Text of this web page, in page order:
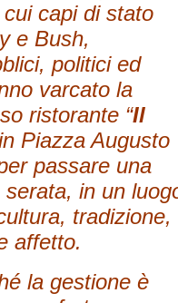
capi di stato
e Bush,
politici ed
varcato la
ristorante “Il
Piazza Augusto
passare una
in un
tradizione,
affetto.
la gestione è